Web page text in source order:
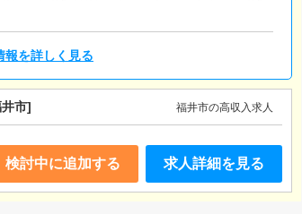
報を詳しく見る
市] 福井市の高収入求人
検討中に追加する 求人詳細を見る